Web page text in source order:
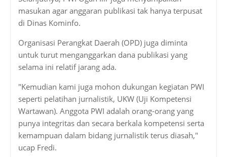
masukan agar anggaran publikasi tak hanya terpusat
di Dinas Kominfo.
Organisasi Perangkat Daerah (OPD) juga diminta
untuk turut menganggarkan dana publikasi yang
selama ini relatif jarang ada.
"Kemudian kami juga mohon dukungan kegiatan PWI
seperti pelatihan jurnalistik, UKW (Uji Kompetensi
Wartawan). Anggota PWI adalah orang-orang yang
punya integritas dan secara berkala kompetensi serta
kemampuan dalam bidang jurnalistik terus diasah,"
ucap Fredi.